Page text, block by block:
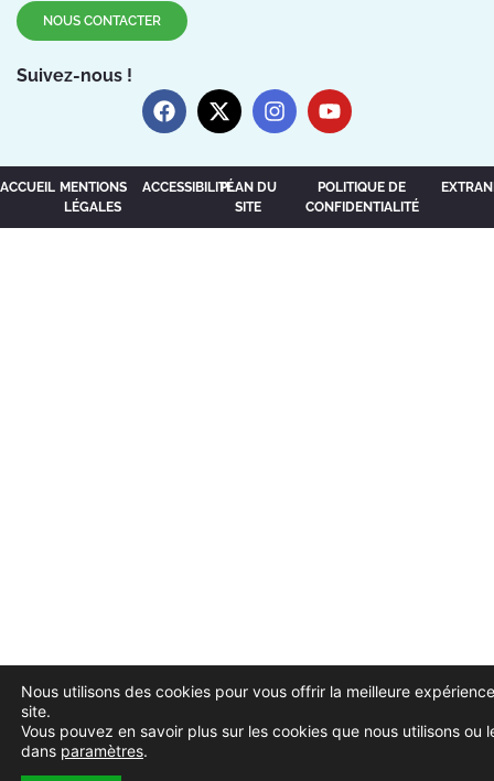
NOUS CONTACTER
Suivez-nous !
ACCUEIL MENTIONS
LÉGALES
ACCESSIBILITÉPLAN DU
SITE
POLITIQUE DE
CONFIDENTIALITÉ
Nous utilisons des cookies pour vous offrir la meilleure
site.
Vous pouvez en savoir plus sur les cookies que nous utilisons ou
dans paramètres.